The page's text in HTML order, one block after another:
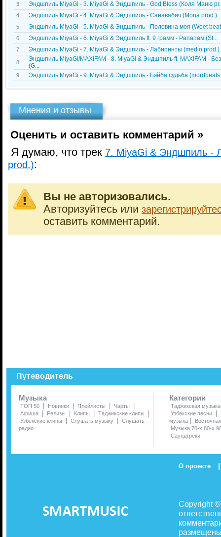
3 Эндшпиль MiyaGi - 3. MiyaGi & Эндшпиль - God Bless (Коля Маню
4 Эндшпиль MiyaGi - 4. MiyaGi & Эндшпиль - Санавабич (Mona prod.)
5 Эндшпиль MiyaGi - 5. MiyaGi & Эндшпиль - Половина моя (Weet
6 Эндшпиль MiyaGi - 6. MiyaGi & Эндшпиль ft. 9 грамм - Рапапам (St...
7 Эндшпиль MiyaGi - 7. MiyaGi & Эндшпиль - Лабиринты (medio prod.)
8
Эндшпиль MiyaGi/MAXIFAM - 8. MiyaGi & Эндшпиль ft. MAXIFAM -
(G...
9 Эндшпиль MiyaGi - 9. MiyaGi & Эндшпиль - Бэйба судьба
Мнения и отзывы
Оценить и оставить комментарий »
Я думаю, что трек 7. MiyaGi & Эндшпиль -
prod.):
Вы не авторизовались.
Авторизуйтесь или
оставить комментарий.
Путеводитель
Музыка
ТОП 50 | Новинки | Плейлисты | Чарты |
Афиша | Релизы | Клипы | Таджикские клипы |
Узбекские клипы | Слушать музыку | Слушать
радио
Категории
Таджикская музыка
Узбекские песни
|
музыка |
Музыка 70-х 80-х
Саундтреки
О проекте |
Copyright
размещены